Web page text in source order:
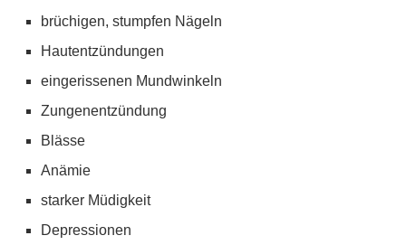
brüchigen, stumpfen Nägeln
Hautentzündungen
eingerissenen Mundwinkeln
Zungenentzündung
Blässe
Anämie
starker Müdigkeit
Depressionen